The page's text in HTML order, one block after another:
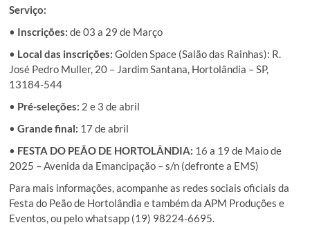
Serviço:
• Inscrições:de 03 a 29 de Março
• Local das inscrições: Golden Space (Salão das Rainhas): R.
José Pedro Muller, 20 – Jardim Santana, Hortolândia – SP,
13184-544
• Pré-seleções: 2 e 3 de abril
•Grande final: 17 de abril
• FESTA DO PEÃO DE HORTOLÂNDIA: 16 a 19 de Maio de
2025 – Avenida da Emancipação – s/n (defronte a EMS)
Para mais informações, acompanhe as redes sociais oficiais da
Festa do Peão de Hortolândia e também da APM Produções e
Eventos, ou pelo whatsapp (19) 98224-6695.